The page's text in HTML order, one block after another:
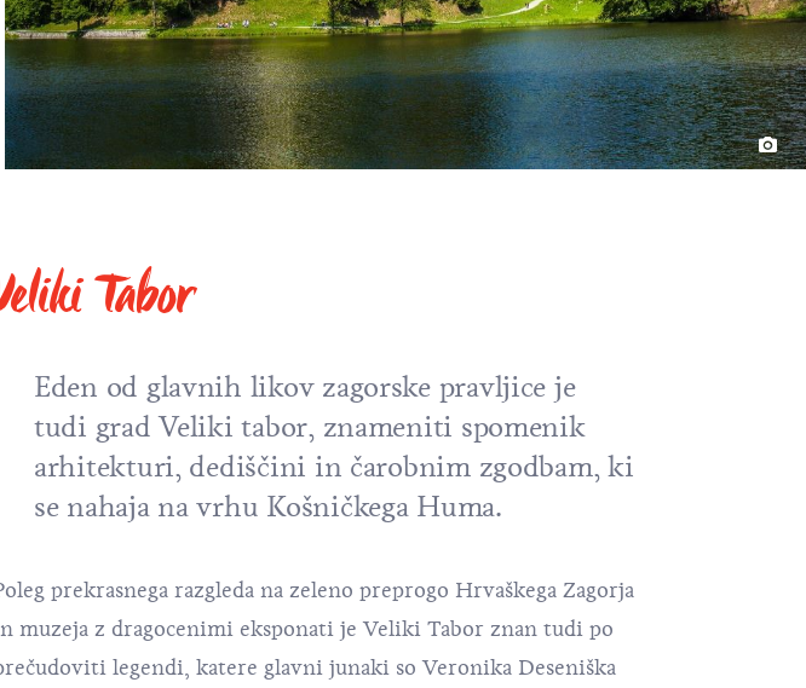
Tabor
Eden od glavnih likov zagorske pravljice je
tudi grad Veliki tabor, znameniti spomenik
arhitekturi, dediščini in čarobnim zgodbam, ki
se nahaja na vrhu Košničkega Huma.
prekrasnega razgleda na zeleno preprogo Hrvaškega Zagorja
muzeja z dragocenimi eksponati je Veliki Tabor znan tudi po
legendi, katere glavni junaki soVeronika Deseniška